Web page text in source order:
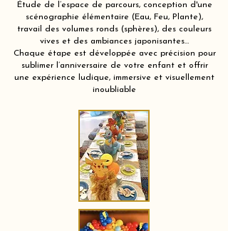
Étude de l’espace de parcours, conception d'une
scénographie élémentaire (Eau, Feu, Plante),
travail des volumes ronds (sphères), des couleurs
vives et des ambiances japonisantes…
Chaque étape est développée avec précision pour
sublimer l’anniversaire de votre enfant et offrir
une expérience ludique, immersive et visuellement
inoubliable